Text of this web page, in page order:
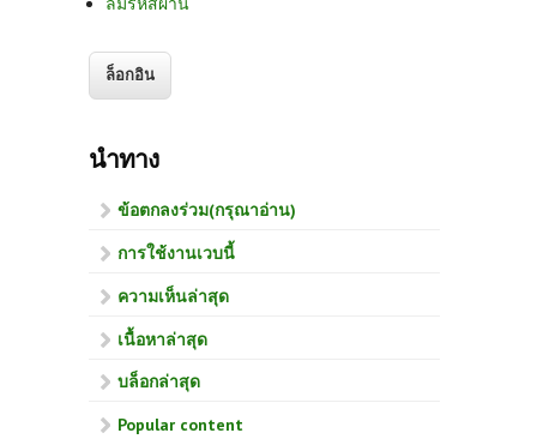
นำทาง
ข้อตกลงร่วม(กรุณาอ่าน)
การใช้งานเวบนี้
ความเห็นล่าสุด
เนื้อหาล่าสุด
บล็อกล่าสุด
Popular content